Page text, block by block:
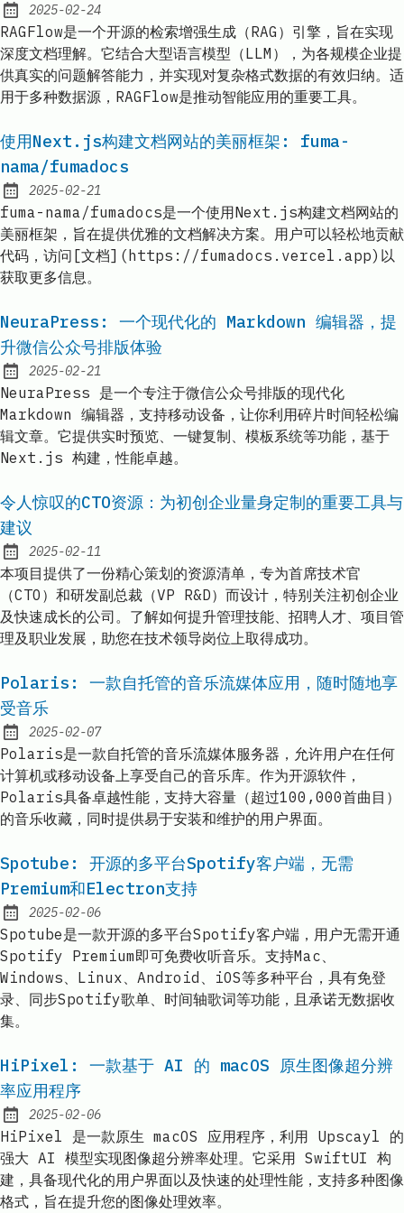
Published:
2025-02-24
RAGFlow是一个开源的检索增强生成（RAG）引擎，旨在实现
深度文档理解。它结合大型语言模型（LLM），为各规模企业提
供真实的问题解答能力，并实现对复杂格式数据的有效归纳。适
用于多种数据源，RAGFlow是推动智能应用的重要工具。
使用Next.js构建文档网站的美丽框架: fuma-
nama/fumadocs
Published:
2025-02-21
fuma-nama/fumadocs是一个使用Next.js构建文档网站的
美丽框架，旨在提供优雅的文档解决方案。用户可以轻松地贡献
代码，访问[文档](https://fumadocs.vercel.app)以
获取更多信息。
NeuraPress: 一个现代化的 Markdown 编辑器，提
升微信公众号排版体验
Published:
2025-02-21
NeuraPress 是一个专注于微信公众号排版的现代化
Markdown 编辑器，支持移动设备，让你利用碎片时间轻松编
辑文章。它提供实时预览、一键复制、模板系统等功能，基于
Next.js 构建，性能卓越。
令人惊叹的CTO资源：为初创企业量身定制的重要工具与
建议
Published:
2025-02-11
本项目提供了一份精心策划的资源清单，专为首席技术官
（CTO）和研发副总裁（VP R&D）而设计，特别关注初创企业
及快速成长的公司。了解如何提升管理技能、招聘人才、项目管
理及职业发展，助您在技术领导岗位上取得成功。
Polaris: 一款自托管的音乐流媒体应用，随时随地享
受音乐
Published:
2025-02-07
Polaris是一款自托管的音乐流媒体服务器，允许用户在任何
计算机或移动设备上享受自己的音乐库。作为开源软件，
Polaris具备卓越性能，支持大容量（超过100,000首曲目）
的音乐收藏，同时提供易于安装和维护的用户界面。
Spotube: 开源的多平台Spotify客户端，无需
Premium和Electron支持
Published:
2025-02-06
Spotube是一款开源的多平台Spotify客户端，用户无需开通
Spotify Premium即可免费收听音乐。支持Mac、
Windows、Linux、Android、iOS等多种平台，具有免登
录、同步Spotify歌单、时间轴歌词等功能，且承诺无数据收
集。
HiPixel: 一款基于 AI 的 macOS 原生图像超分辨
率应用程序
Published:
2025-02-06
HiPixel 是一款原生 macOS 应用程序，利用 Upscayl 的
强大 AI 模型实现图像超分辨率处理。它采用 SwiftUI 构
建，具备现代化的用户界面以及快速的处理性能，支持多种图像
格式，旨在提升您的图像处理效率。